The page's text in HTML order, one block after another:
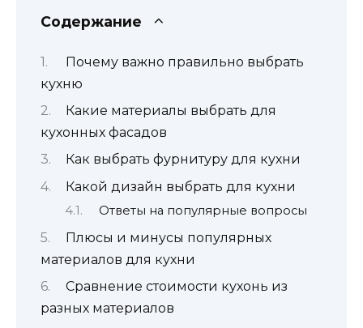
Содержание
Почему важно правильно выбрать
кухню
Какие материалы выбрать для
кухонных фасадов
Как выбрать фурнитуру для кухни
Какой дизайн выбрать для кухни
Ответы на популярные вопросы
Плюсы и минусы популярных
материалов для кухни
Сравнение стоимости кухонь из
разных материалов